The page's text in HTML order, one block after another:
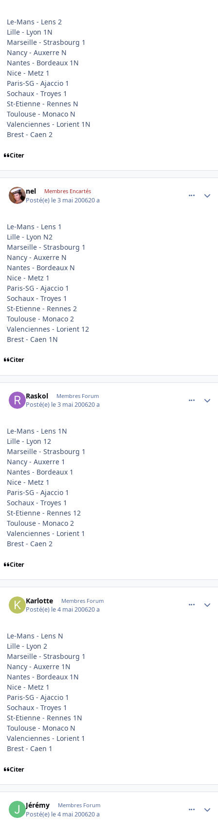
Le-Mans - Lens 2
Lille - Lyon 1N
Marseille - Strasbourg 1
Nancy - Auxerre N
Nantes - Bordeaux 1N
Nice - Metz 1
Paris-SG - Ajaccio 1
Sochaux - Troyes 1
St-Etienne - Rennes N
Toulouse - Monaco N
Valenciennes - Lorient 1N
Brest - Caen 2
Citer
nel Membres Encartés
Posté(e) le 3 mai 200620 a
Le-Mans - Lens 1
Lille - Lyon N2
Marseille - Strasbourg 1
Nancy - Auxerre N
Nantes - Bordeaux N
Nice - Metz 1
Paris-SG - Ajaccio 1
Sochaux - Troyes 1
St-Etienne - Rennes 2
Toulouse - Monaco 2
Valenciennes - Lorient 12
Brest - Caen 1N
Citer
Raskol Membres Forum
Posté(e) le 3 mai 200620 a
Le-Mans - Lens 1N
Lille - Lyon 12
Marseille - Strasbourg 1
Nancy - Auxerre 1
Nantes - Bordeaux 1
Nice - Metz 1
Paris-SG - Ajaccio 1
Sochaux - Troyes 1
St-Etienne - Rennes 12
Toulouse - Monaco 2
Valenciennes - Lorient 1
Brest - Caen 2
Citer
Karlotte Membres Forum
Posté(e) le 4 mai 200620 a
Le-Mans - Lens N
Lille - Lyon 2
Marseille - Strasbourg 1
Nancy - Auxerre 1N
Nantes - Bordeaux 1N
Nice - Metz 1
Paris-SG - Ajaccio 1
Sochaux - Troyes 1
St-Etienne - Rennes 1N
Toulouse - Monaco N
Valenciennes - Lorient 1
Brest - Caen 1
Citer
Jérémy Membres Forum
Posté(e) le 4 mai 200620 a